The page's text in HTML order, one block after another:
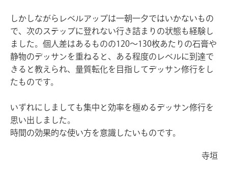
しかしながらレベルアップは一朝一夕ではいかないもの
で、次のステップに登れない行き詰まりの状態も経験し
ました。個人差はあるものの120〜130枚あたりの石膏や
静物のデッサンを重ねると、ある程度のレベルに到達で
きると教えられ、量質転化を目指してデッサン修行をし
たものです。
いずれにしましても集中と効率を極めるデッサン修行を
思い出しました。
時間の効果的な使い方を意識したいものです。
寺垣